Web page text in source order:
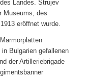
Landes. Strujev
Museums, des
eröffnet wurde.
Bulgarien gefallenen
der Artilleriebrigade